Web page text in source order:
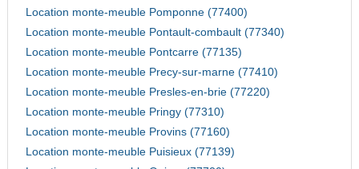
Location monte-meuble Pomponne (77400)
Location monte-meuble Pontault-combault (77340)
Location monte-meuble Pontcarre (77135)
Location monte-meuble Precy-sur-marne (77410)
Location monte-meuble Presles-en-brie (77220)
Location monte-meuble Pringy (77310)
Location monte-meuble Provins (77160)
Location monte-meuble Puisieux (77139)